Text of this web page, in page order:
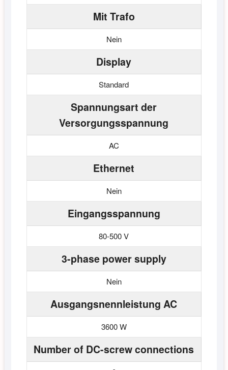
Mit Trafo
Nein
Display
Standard
Spannungsart der
Versorgungsspannung
AC
Ethernet
Nein
Eingangsspannung
80-500 V
3-phase power supply
Nein
Ausgangsnennleistung AC
3600 W
Number of DC-screw connections